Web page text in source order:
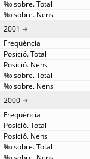
2001
2000